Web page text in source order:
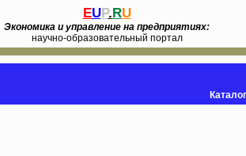
EUP.RU
Экономика и управление на предприятиях:
научно-образовательный портал